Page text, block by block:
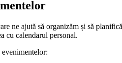
ne ajută să organizăm și să
cu calendarul personal.